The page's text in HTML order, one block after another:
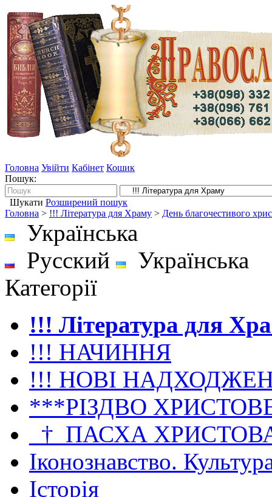
Головна Увійти Кабінет Кошик
Пошук:
Шукати Розширений пошук
Головна > !!! Література для Храму > День благочестивого
Українська
Русский
Українська
Категорії
!!! Література для
!!! НАЧИННЯ
!!! НОВІ
***РІЗДВО
_†_ПАСХА
Іконознавство.
Історія